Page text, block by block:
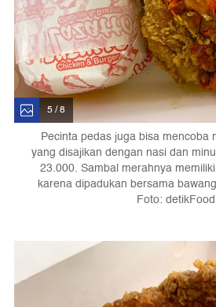
5 / 8
Pecinta pedas juga bisa mencoba
yang disajikan dengan nasi dan
23.000. Sambal merahnya
karena dipadukan bersama
Foto: detikFood